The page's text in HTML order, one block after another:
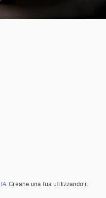
IA. Creane una tua utilizzando il